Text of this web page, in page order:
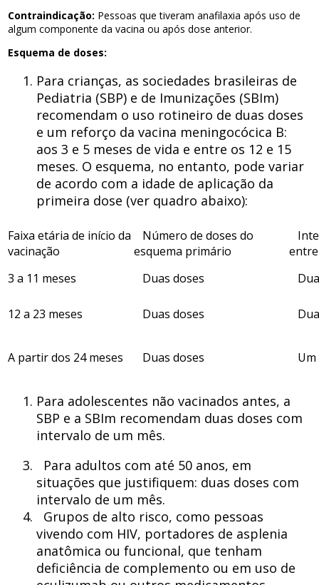
Contraindicação: Pessoas que tiveram anafilaxia após uso de
algum componente da vacina ou após dose anterior.
Esquema de doses:
Para crianças, as sociedades brasileiras de
Pediatria (SBP) e de Imunizações (SBIm)
recomendam o uso rotineiro de duas doses
e um reforço da vacina meningocócica B:
aos 3 e 5 meses de vida e entre os 12 e 15
meses. O esquema, no entanto, pode variar
de acordo com a idade de aplicação da
primeira dose (ver quadro abaixo):
Faixa etária de início da
vacinação
Número de doses do
esquema primário
3 a 11 meses
Duas doses
12 a 23 meses Duas doses
A partir dos 24 meses Duas doses Um
Para adolescentes não vacinados antes, a
SBP e a SBIm recomendam duas doses com
intervalo de um mês.
Para adultos com até 50 anos, em
situações que justifiquem: duas doses com
intervalo de um mês.
Grupos de alto risco, como pessoas
vivendo com HIV, portadores de asplenia
anatômica ou funcional, que tenham
deficiência de complemento ou em uso de